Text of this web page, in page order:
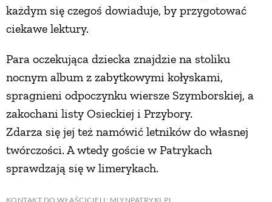
każdym się czegoś dowiaduje, by przygotować
ciekawe lektury.
Para oczekująca dziecka znajdzie na stoliku
nocnym album z zabytkowymi kołyskami,
spragnieni odpoczynku wiersze Szymborskiej, a
zakochani listy Osieckiej i Przybory.
Zdarza się jej też namówić letników do własnej
twórczości. A wtedy goście w Patrykach
sprawdzają się w limerykach.
KONTAKT DO WŁAŚCICIELI: MLYNPATRYKI.PL